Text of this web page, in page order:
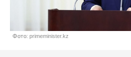
Фото: primeminister.kz